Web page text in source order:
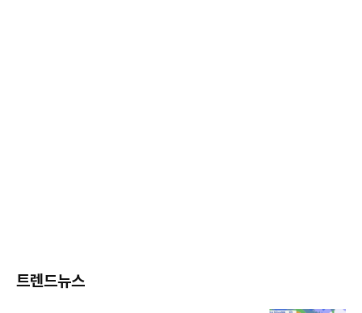
트렌드뉴스